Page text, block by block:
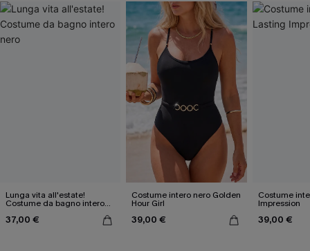
Lunga vita all'estate!
Costume da bagno intero
37,00 €
Costume intero nero Golden
Hour Girl
39,00 €
Costume
Impression
39,00 €